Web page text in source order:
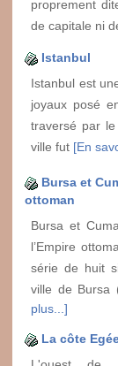
proprement
de capitale ni
Istanbul
Istanbul est
joyaux posé
traversé par
ville fut [En
Bursa et
ottoman
Bursa et
l’Empire
série de huit
ville de Bursa
plus...]
La côte